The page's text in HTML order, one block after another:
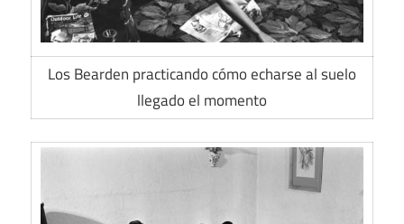
Los Bearden practicando cómo echarse al suelo
llegado el momento